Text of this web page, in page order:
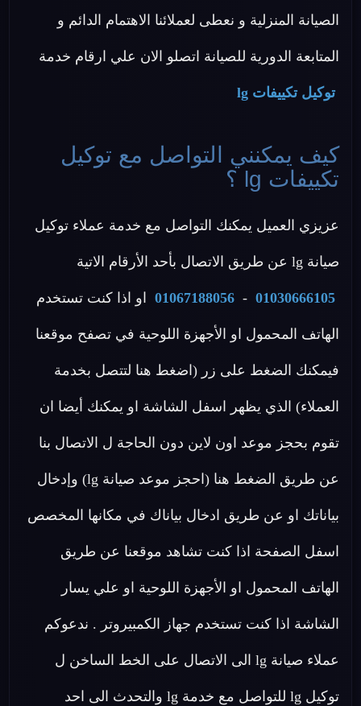
الصيانة المنزلية و نعطى لعملائنا الاهتمام الدائم و
المتابعة الدورية للصيانة اتصلو الان علي ارقام خدمة
توكيل تكييفات lg
كيف يمكنني التواصل مع توكيل
تكييفات lg ؟
عزيزي العميل يمكنك التواصل مع خدمة عملاء توكيل
صيانة lg عن طريق الاتصال بأحد الأرقام الاتية
01030666105
-
01067188056 او اذا كنت تستخدم
الهاتف المحمول او الأجهزة اللوحية في تصفح موقعنا
فيمكنك الضغط على زر (اضغط هنا لتتصل بخدمة
العملاء) الذي يظهر اسفل الشاشة او يمكنك أيضا ان
تقوم بحجز موعد اون لاين دون الحاجة ل الاتصال بنا
عن طريق الضغط هنا (احجز موعد صيانة lg) وإدخال
بياناتك او عن طريق ادخال بياناك في مكانها المخصص
اسفل الصفحة اذا كنت تشاهد موقعنا عن طريق
الهاتف المحمول او الأجهزة اللوحية او علي يسار
الشاشة اذا كنت تستخدم جهاز الكمبيروتر . ندعوكم
عملاء صيانة lg الى الاتصال على الخط الساخن ل
توكيل lg للتواصل مع خدمة lg والتحدث الى احد